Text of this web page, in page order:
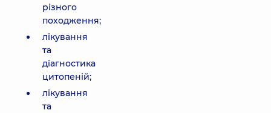
різного
походження;
лікування
та
діагностика
цитопеній;
лікування
та